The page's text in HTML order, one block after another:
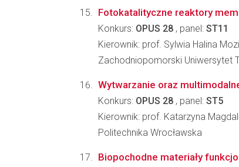
Fotokatalityczne reaktory
Konkurs: OPUS 28 , panel: ST11
Kierownik: prof. Sylwia Halina
Zachodniopomorski Uniwersytet
Wytwarzanie oraz
Konkurs: OPUS 28 , panel: ST5
Kierownik: prof. Katarzyna
Politechnika Wrocławska
Biopochodne materiały